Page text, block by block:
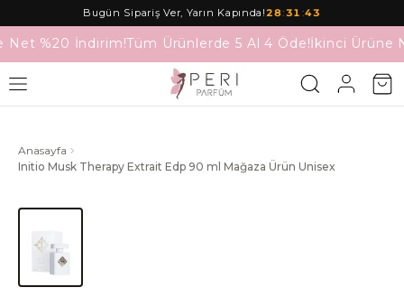
Bugün Sipariş Ver, Yarın Kapında!28:31 :43
Net %20 İndirim!Tüm Ürünlerde 5 Al 4 Öde!İkinci Ürüne
Anasayfa
Initio Musk Therapy Extrait Edp 90 ml Mağaza Ürün Unisex